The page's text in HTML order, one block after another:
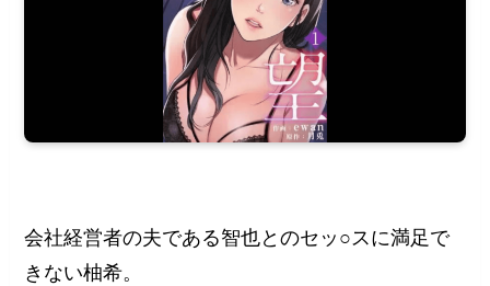
会社経営者の夫である智也とのセッ○スに満足で
きない柚希。